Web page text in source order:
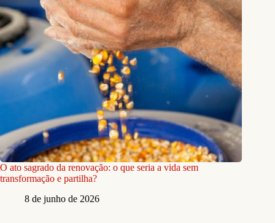
O ato sagrado da renovação: o que seria a vida sem
transformação e partilha?
8 de junho de 2026